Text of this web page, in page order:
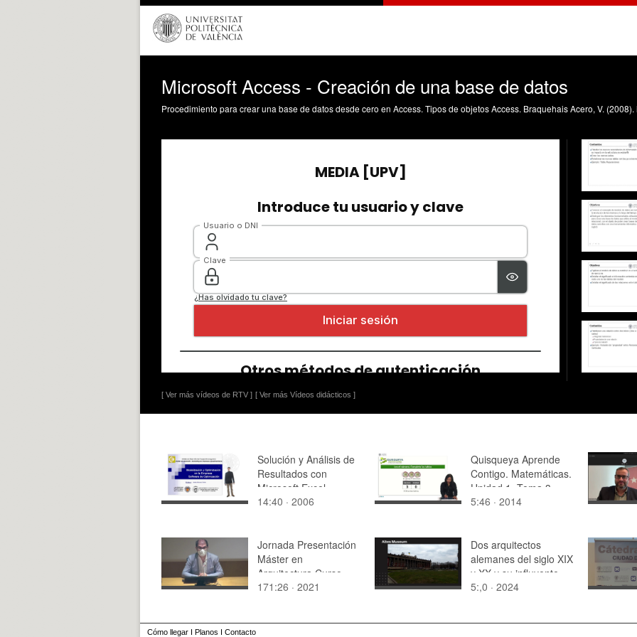
Microsoft Access - Creación de una base de datos
[ Ver más vídeos de RTV ] [ Ver más Vídeos didácticos ]
Solución y Análisis de
Resultados con
Microsoft Excel
14:40 · 2006
Quisqueya Aprende
Contigo. Matemáticas.
Unidad 1. Tema 3
5:46 · 2014
Jornada Presentación
Máster en
Arquitectura.Curso
2021-2022.
171:26 · 2021
Dos arquitectos
alemanes del siglo XIX
y XX y su influyente
arquitectura
5:,0 · 2024
Cómo llegar I Planos I Contacto